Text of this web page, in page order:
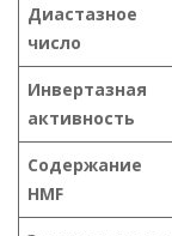
Диастазное
число
Инвертазная
активность
Содержание
HMF